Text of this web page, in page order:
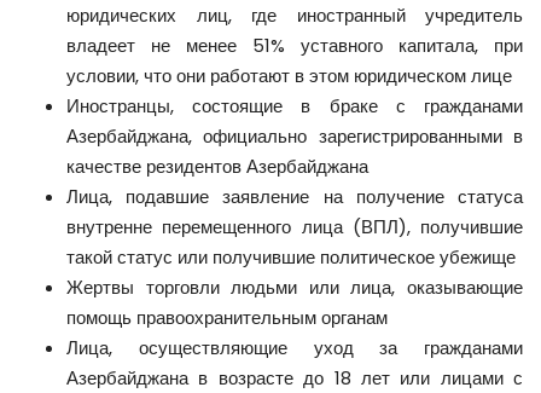
юридических лиц, где иностранный учредитель
владеет не менее 51% уставного капитала, при
условии, что они работают в этом юридическом лице
Иностранцы, состоящие в браке с гражданами
Азербайджана, официально зарегистрированными в
качестве резидентов Азербайджана
Лица, подавшие заявление на получение статуса
внутренне перемещенного лица (ВПЛ), получившие
такой статус или получившие политическое убежище
Жертвы торговли людьми или лица, оказывающие
помощь правоохранительным органам
Лица, осуществляющие уход за гражданами
Азербайджана в возрасте до 18 лет или лицами с